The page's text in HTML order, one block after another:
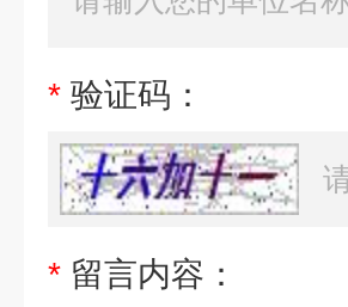
* 验证码：
* 留言内容：